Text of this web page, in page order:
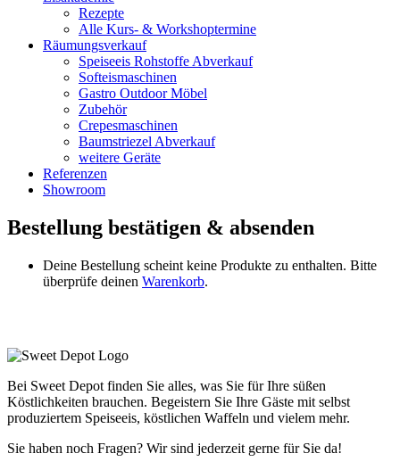
Rezepte
Alle Kurs- & Workshoptermine
Räumungsverkauf
Speiseeis Rohstoffe Abverkauf
Softeismaschinen
Gastro Outdoor Möbel
Zubehör
Crepesmaschinen
Baumstriezel Abverkauf
weitere Geräte
Referenzen
Showroom
Bestellung bestätigen & absenden
Deine Bestellung scheint keine Produkte zu enthalten. Bitte
überprüfe deinen Warenkorb.
Bei Sweet Depot finden Sie alles, was Sie für Ihre süßen
Köstlichkeiten brauchen. Begeistern Sie Ihre Gäste mit selbst
produziertem Speiseeis, köstlichen Waffeln und vielem mehr.
Sie haben noch Fragen? Wir sind jederzeit gerne für Sie da!